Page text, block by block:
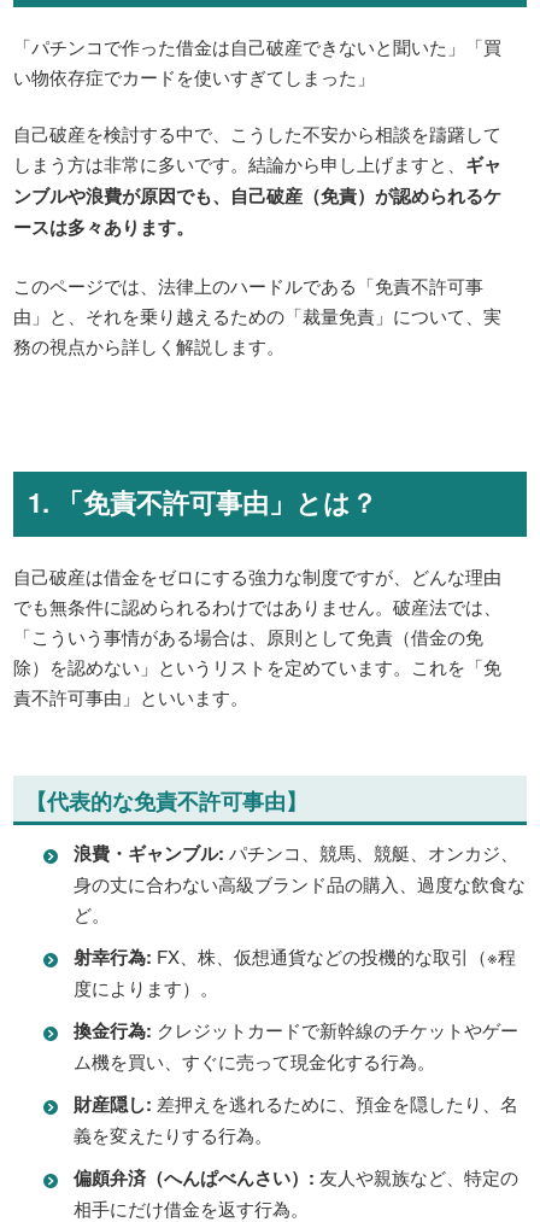
「パチンコで作った借金は自己破産できないと聞いた」「買
い物依存症でカードを使いすぎてしまった」
自己破産を検討する中で、こうした不安から相談を躊躇して
しまう方は非常に多いです。結論から申し上げますと、 ギャ
ンブルや浪費が原因でも、自己破産（免責）が認められるケ
ースは多々あります。
このページでは、法律上のハードルである「免責不許可事
由」と、それを乗り越えるための「裁量免責」について、実
務の視点から詳しく解説します。
1. 「免責不許可事由」とは？
自己破産は借金をゼロにする強力な制度ですが、どんな理由
でも無条件に認められるわけではありません。破産法では、
「こういう事情がある場合は、原則として免責（借金の免
除）を認めない」というリストを定めています。これを「免
責不許可事由」といいます。
【代表的な免責不許可事由】
浪費・ギャンブル: パチンコ、競馬、競艇、オンカジ、
身の丈に合わない高級ブランド品の購入、過度な飲食な
ど。
射幸行為: FX、株、仮想通貨などの投機的な取引（※程
度によります）。
換金行為: クレジットカードで新幹線のチケットやゲー
ム機を買い、すぐに売って現金化する行為。
財産隠し: 差押えを逃れるために、預金を隠したり、名
義を変えたりする行為。
偏頗弁済（へんぱべんさい）: 友人や親族など、特定の
相手にだけ借金を返す行為。